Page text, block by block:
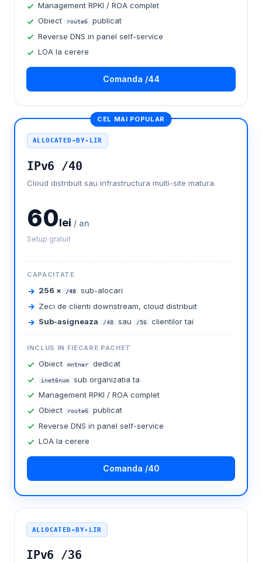
Management RPKI / ROA complet
Obiect
route6
publicat
Reverse DNS in panel self-service
LOA la cerere
Comanda /44
CEL MAI POPULAR
ALLOCATED-BY-LIR
IPv6 /40
Cloud distribuit sau infrastructura multi-site matura.
60lei / an
Setup gratuit
CAPACITATE
256 × /48
sub-alocari
Zeci de clienti downstream, cloud distribuit
Sub-asigneaza
/48 sau /56 clientilor tai
INCLUS IN FIECARE PACHET
Obiect mntner dedicat
inet6num
sub organizatia ta
Management RPKI / ROA complet
Obiect
route6
publicat
Reverse DNS in panel self-service
LOA la cerere
Comanda /40
ALLOCATED-BY-LIR
IPv6 /36